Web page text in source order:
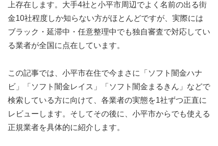
上存在します。大手4社と小平市周辺でよく名前の出る街
金10社程度しか知らない方がほとんどですが、実際には
ブラック・延滞中・任意整理中でも独自審査で対応してい
る業者が全国に点在しています。
この記事では、小平市在住で今まさに「ソフト闇金ハナ
ビ」「ソフト闇金レイス」「ソフト闇金まるきん」などで
検索している方に向けて、各業者の実態を1社ずつ正直に
レビューします。そしてその後に、小平市からでも使える
正規業者を具体的に紹介します。